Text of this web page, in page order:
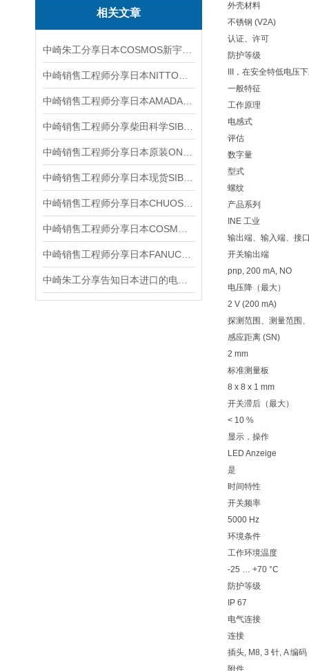
相关文章
外壳材料
不锈钢 (V2A)
认证、许可
防护等级
III，在安全特低电压
一般特征
工作原理
电感式
评估
数字量
型式
螺纹
产品系列
INE 工业
输出端、输入端、接
开关输出端
pnp, 200 mA, NO
电压降（最大）
2 V (200 mA)
探测范围、测量范围
感应距离 (SN)
2 mm
标准测量板
8 x 8 x 1 mm
开关滞后（最大）
< 10 %
显示，操作
LED Anzeige
是
时间特性
开关频率
5000 Hz
环境条件
工作环境温度
-25 … +70 °C
防护等级
IP 67
电气连接
连接
插头, M8, 3 针, A 编码
附件